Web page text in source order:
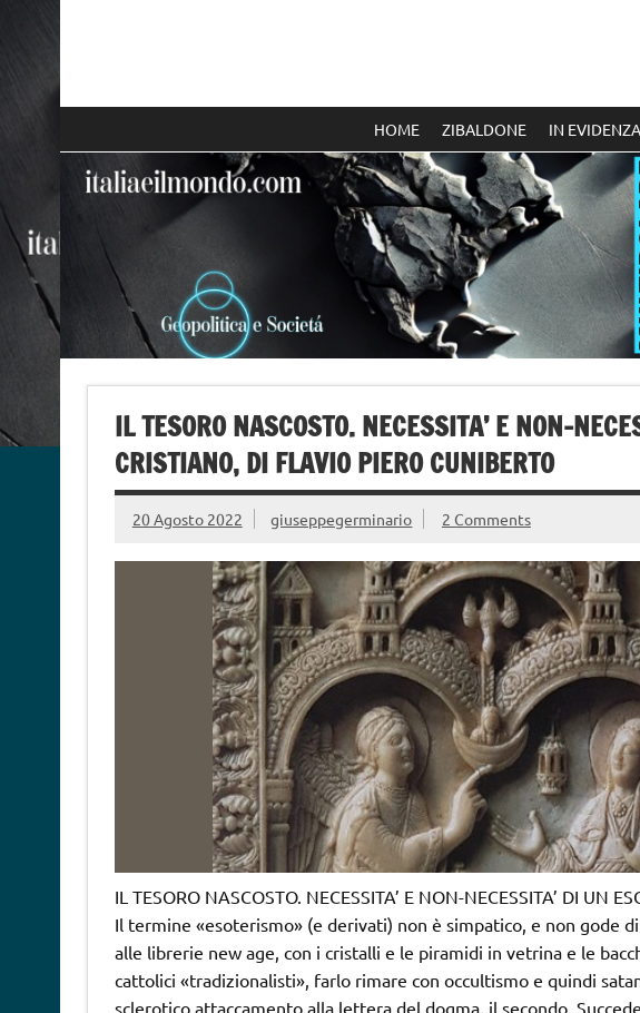
HOME ZIBALDONE IN EVIDENZA
IL TESORO NASCOSTO. NECESSITA’ E NON-
CRISTIANO, DI FLAVIO PIERO CUNIBERTO
20 Agosto 2022 giuseppegerminario 2 Comments
IL TESORO NASCOSTO. NECESSITA’ E NON-NECESSITA’ DI UN
Il termine «esoterismo» (e derivati) non è simpatico, e non gode
alle librerie new age, con i cristalli e le piramidi in vetrina e le
cattolici «tradizionalisti», farlo rimare con occultismo e quindi
sclerotico attaccamento alla lettera del dogma, il secondo.